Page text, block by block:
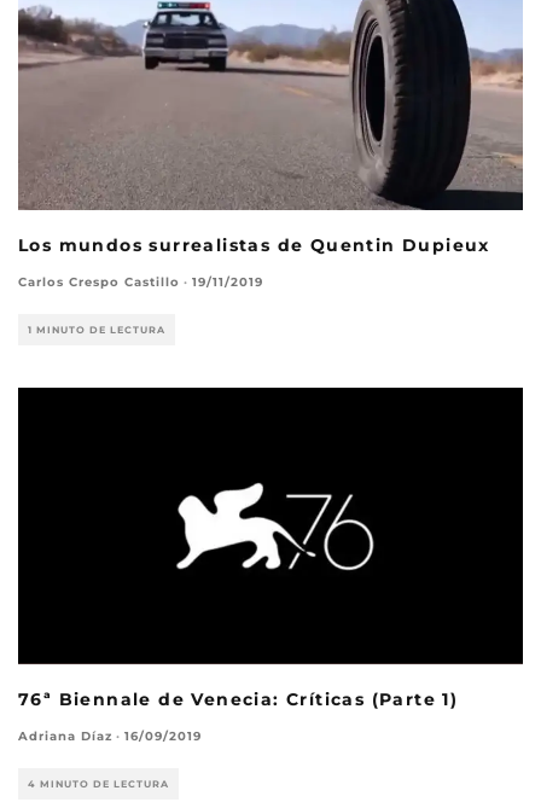
Los mundos surrealistas de Quentin Dupieux
Carlos Crespo Castillo · 19/11/2019
1 MINUTO DE LECTURA
76ª Biennale de Venecia: Críticas (Parte 1)
Adriana Díaz · 16/09/2019
4 MINUTO DE LECTURA